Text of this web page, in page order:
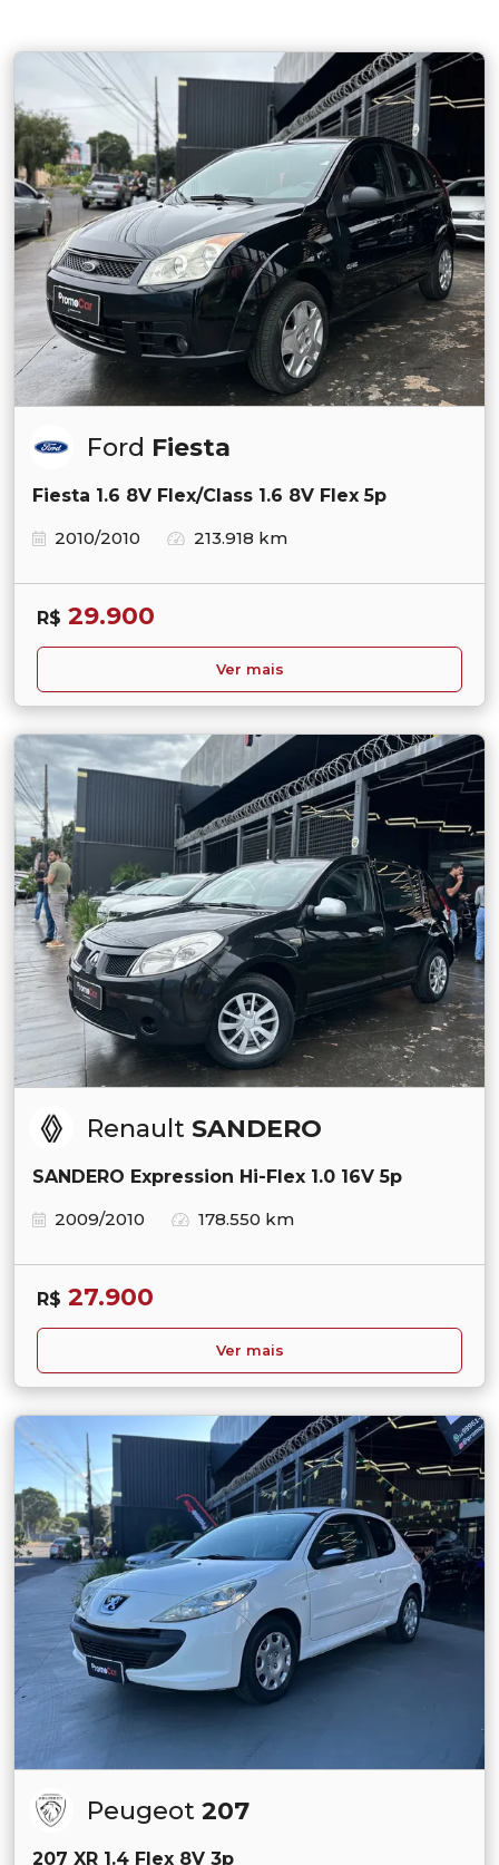
Ford Fiesta
Fiesta 1.6 8V Flex/Class 1.6 8V Flex 5p
2010/2010
213.918 km
R$ 29.900
Ver mais
Renault SANDERO
SANDERO Expression Hi-Flex 1.0 16V 5p
2009/2010
178.550 km
R$ 27.900
Ver mais
Peugeot 207
207 XR 1.4 Flex 8V 3p